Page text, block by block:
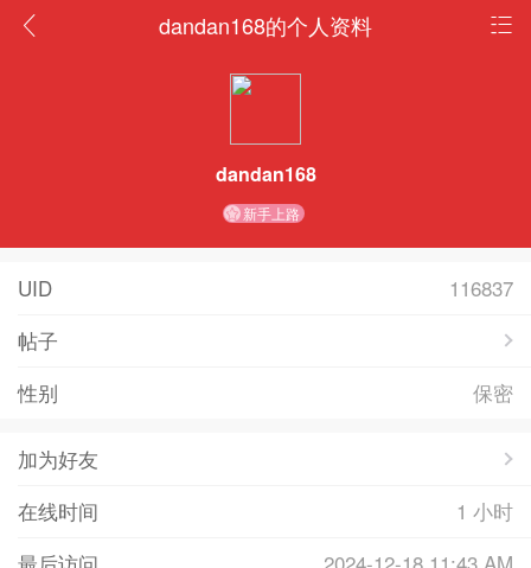
dandan168的个人资料
dandan168
新手上路
UID
116837
帖子
性别
保密
加为好友
在线时间
1 小时